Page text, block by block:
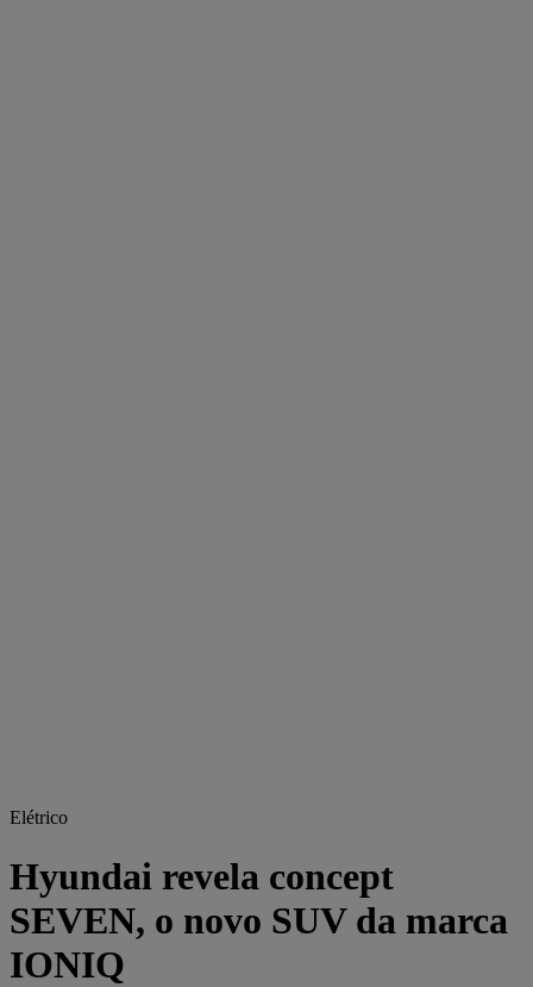
Elétrico
Hyundai revela concept
SEVEN, o novo SUV da marca
IONIQ